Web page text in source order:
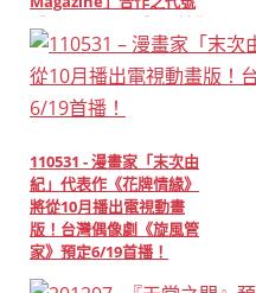
《Vinto de Pint》原創動
畫推出首支廣告！
110531 - 漫畫家「末次由
紀」代表作《花牌情緣》
將從10月播出電視動畫
版！台灣偶像劇《旋風管
家》預定6/19首播！